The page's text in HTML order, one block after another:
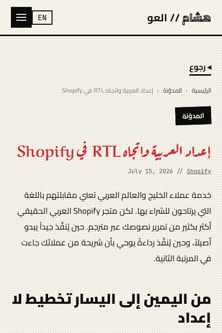
هشام// العو EN
◂ رجوع
الرئيسية › المدوّنة › إعداد العربية واتجاه RTL في Shopify
المدوّنة
إعداد العربية واتجاه RTL في Shopify
July 15, 2026 // Shopify
خدمة عملاء الخليج والعالم العربي تعني مقابلتهم باللغة
التي يرتاحون للشراء بها. لكن متجر Shopify العربي الحقيقي
أكثر بكثير من تمرير نصوصك عبر مترجم. حين يُنفَّذ جيداً يبدو
أصيلاً، وحين يُنفَّذ رداءةً يوحي بأن شريحة من عملائك جاءت
في المرتبة الثانية.
من اليمين إلى اليسار تخطيط لا
إعداد